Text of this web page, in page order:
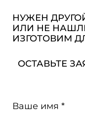
НУЖЕН
ИЛИ НЕ
ИЗГОТОВИМ
ОСТАВЬТЕ